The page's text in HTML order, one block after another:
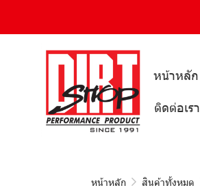
หน้าหลัก
ติดต่อเรา
หน้าหลัก สินค้าทั้งหมด